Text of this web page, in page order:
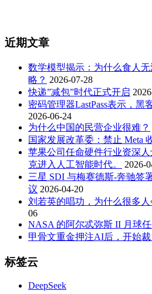
近期文章
数学模型揭示：为什么食人
略？ 2026-07-28
快递”减包”时代正式开启
密码管理器LastPass表示，
2026-06-24
为什么中国的民营企业很难？
国家发展改革委：禁止 Meta
苹果公司任命硬件行业资深
克进入人工智能时代。
2026-
三星 SDI 与梅赛德斯-奔驰签
议 2026-04-20
刘若英的唱功，为什么很多人
06
NASA 的阿尔忒弥斯 II 月球
甲骨文重金押注AI后，开始裁
标签云
DeepSeek